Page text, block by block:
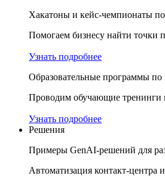
Хакатоны и кейс-чемпионаты
Помогаем бизнесу найти точки
Узнать подробнее
Образовательные программы
Проводим обучающие тренинги
Узнать подробнее
Решения
Примеры GenAI-решений для
Автоматизация контакт-